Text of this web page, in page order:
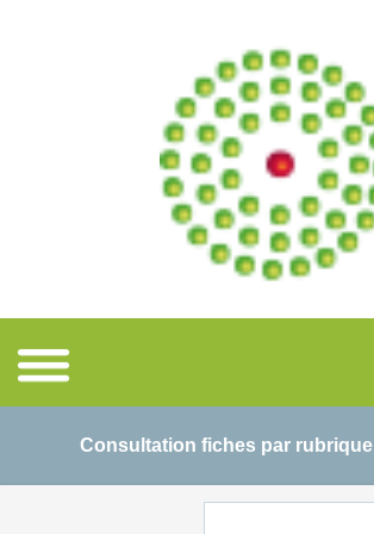
Consultation fiches par rubrique